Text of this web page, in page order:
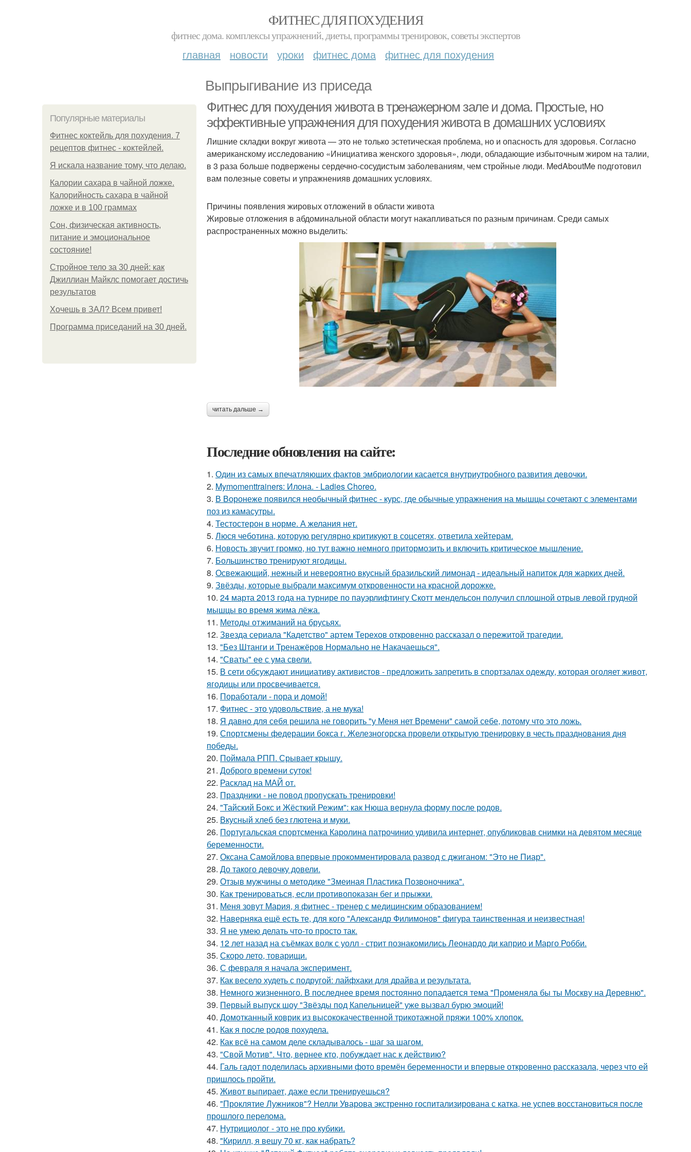
ФИТНЕС ДЛЯ ПОХУДЕНИЯ
фитнес дома. комплексы упражнений, диеты, программы тренировок, советы экспертов
главная новости уроки фитнес дома фитнес для похудения
Выпрыгивание из приседа
Популярные материалы
Фитнес коктейль для похудения. 7
рецептов фитнес - коктейлей.
Я искала название тому, что делаю.
Калории сахара в чайной ложке.
Калорийность сахара в чайной
ложке и в 100 граммах
Сон, физическая активность,
питание и эмоциональное
состояние!
Стройное тело за 30 дней: как
Джиллиан Майклс помогает достичь
результатов
Хочешь в ЗАЛ? Всем привет!
Программа приседаний на 30 дней.
Фитнес для похудения живота в тренажерном зале и дома. Простые, но
эффективные упражнения для похудения живота в домашних условиях
Лишние складки вокруг живота — это не только эстетическая проблема, но и опасность для здоровья. Согласно
американскому исследованию «Инициатива женского здоровья», люди, обладающие избыточным жиром на талии,
в 3 раза больше подвержены сердечно-сосудистым заболеваниям, чем стройные люди. MedAboutMe подготовил
вам полезные советы и упражненияв домашних условиях.
Причины появления жировых отложений в области живота
Жировые отложения в абдоминальной области могут накапливаться по разным причинам. Среди самых
распространенных можно выделить:
читать дальше →
Последние обновления на сайте:
1. Один из самых впечатляющих фактов эмбриологии касается внутриутробного развития девочки.
2. Mymomenttrainers: Илона. - Ladies Choreo.
3. В Воронеже появился необычный фитнес - курс, где обычные упражнения на мышцы сочетают с элементами
поз из камасутры.
4. Тестостерон в норме. А желания нет.
5. Люся чеботина, которую регулярно критикуют в соцсетях, ответила хейтерам.
6. Новость звучит громко, но тут важно немного притормозить и включить критическое мышление.
7. Большинство тренируют ягодицы.
8. Освежающий, нежный и невероятно вкусный бразильский лимонад - идеальный напиток для жарких дней.
9. Звёзды, которые выбрали максимум откровенности на красной дорожке.
10. 24 марта 2013 года на турнире по пауэрлифтингу Скотт мендельсон получил сплошной отрыв левой грудной
мышцы во время жима лёжа.
11. Методы отжиманий на брусьях.
12. Звезда сериала "Кадетство" артем Терехов откровенно рассказал о пережитой трагедии.
13. "Без Штанги и Тренажёров Нормально не Накачаешься".
14. "Сваты" ее с ума свели.
15. В сети обсуждают инициативу активистов - предложить запретить в спортзалах одежду, которая оголяет живот,
ягодицы или просвечивается.
16. Поработали - пора и домой!
17. Фитнес - это удовольствие, а не мука!
18. Я давно для себя решила не говорить "у Меня нет Времени" самой себе, потому что это ложь.
19. Спортсмены федерации бокса г. Железногорска провели открытую тренировку в честь празднования дня
победы.
20. Поймала РПП. Срывает крышу.
21. Доброго времени суток!
22. Расклад на МАЙ от.
23. Праздники - не повод пропускать тренировки!
24. "Тайский Бокс и Жёсткий Режим": как Нюша вернула форму после родов.
25. Вкусный хлеб без глютена и муки.
26. Португальская спортсменка Каролина патрочинио удивила интернет, опубликовав снимки на девятом месяце
беременности.
27. Оксана Самойлова впервые прокомментировала развод с джиганом: "Это не Пиар".
28. До такого девочку довели.
29. Отзыв мужчины о методике "Змеиная Пластика Позвоночника".
30. Как тренироваться, если противопоказан бег и прыжки.
31. Меня зовут Мария, я фитнес - тренер с медицинским образованием!
32. Наверняка ещё есть те, для кого "Александр Филимонов" фигура таинственная и неизвестная!
33. Я не умею делать что-то просто так.
34. 12 лет назад на съёмках волк с уолл - стрит познакомились Леонардо ди каприо и Марго Робби.
35. Скоро лето, товарищи.
36. С февраля я начала эксперимент.
37. Как весело худеть с подругой: лайфхаки для драйва и результата.
38. Немного жизненного. В последнее время постоянно попадается тема "Променяла бы ты Москву на Деревню".
39. Первый выпуск шоу "Звёзды под Капельницей" уже вызвал бурю эмоций!
40. Домотканный коврик из высококачественной трикотажной пряжи 100% хлопок.
41. Как я после родов похудела.
42. Как всё на самом деле складывалось - шаг за шагом.
43. "Свой Мотив". Что, вернее кто, побуждает нас к действию?
44. Галь гадот поделилась архивными фото времён беременности и впервые откровенно рассказала, через что ей
пришлось пройти.
45. Живот выпирает, даже если тренируешься?
46. "Проклятие Лужников"? Нелли Уварова экстренно госпитализирована с катка, не успев восстановиться после
прошлого перелома.
47. Нутрициолог - это не про кубики.
48. "Кирилл, я вешу 70 кг, как набрать?